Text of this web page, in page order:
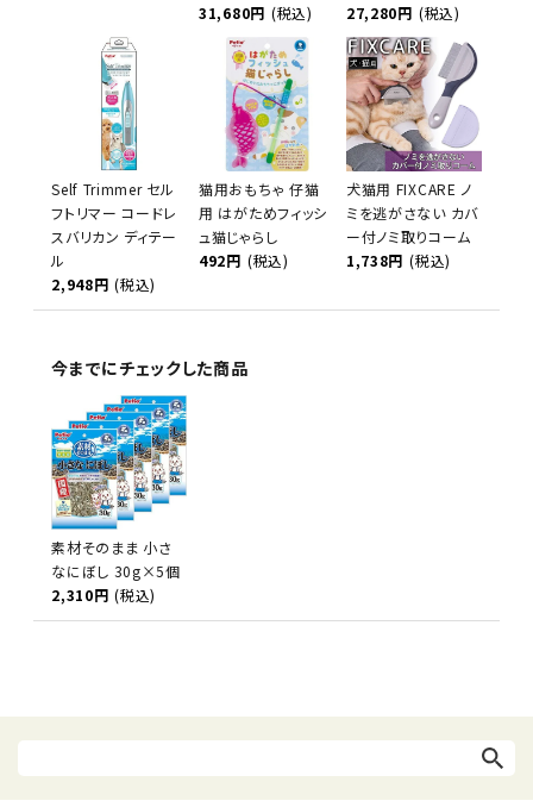
31,680円 (税込)
27,280円 (税込)
Self Trimmer セル
フトリマー コードレ
スバリカン ディテー
ル
2,948円 (税込)
猫用おもちゃ 仔猫
用 はがためフィッシ
ュ猫じゃらし
492円 (税込)
犬猫用 FIXCARE ノ
ミを逃がさない カバ
ー付ノミ取りコーム
1,738円 (税込)
今までにチェックした商品
素材そのまま 小さ
なにぼし 30g×5個
2,310円 (税込)